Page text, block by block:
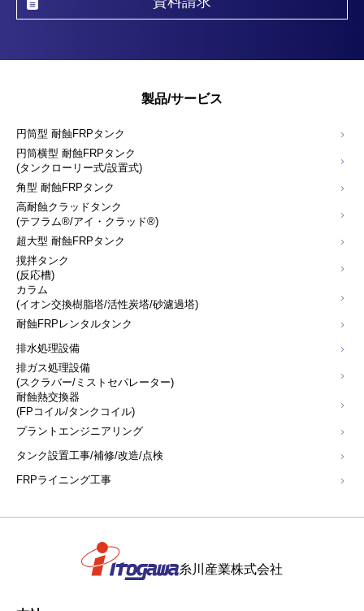
糸川産業株式会社
製品/サービス
円筒型 耐蝕FRPタンク
円筒横型 耐蝕FRPタンク
(タンクローリー式/設置式)
角型 耐蝕FRPタンク
高耐蝕クラッドタンク
(テフラム®/アイ・クラッド®)
超大型 耐蝕FRPタンク
撹拌タンク
(反応槽)
カラム
(イオン交換樹脂塔/活性炭塔/砂濾過塔)
耐蝕FRPレンタルタンク
排水処理設備
排ガス処理設備
(スクラバー/ミストセパレーター)
耐蝕熱交換器
(FPコイル/タンクコイル)
プラントエンジニアリング
タンク設置工事/補修/改造/点検
FRPライニング工事